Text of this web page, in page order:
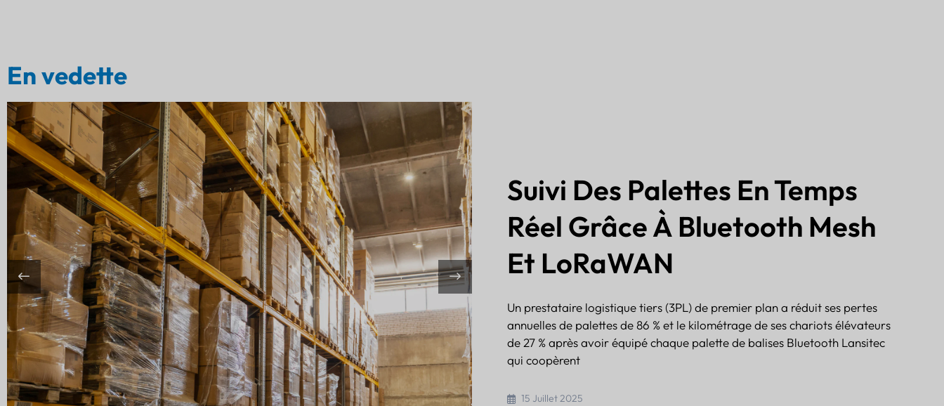
En vedette
Camions En Temps
Des Trackers Cat-1
Bluetooth
entreprise de logistique de taille moyenne exploite une
en zones urbaines et rurales, livrant des marchandises
grand public aux batteries industrielles. L'entreprise
à des défis importants.
Suivi Des Palettes En Temps
Réel Grâce À Bluetooth Mesh
Et LoRaWAN
Un prestataire logistique tiers (3PL) de premier plan a réduit ses pertes
annuelles de palettes de 86 % et le kilométrage de ses chariots élévateurs
de 27 % après avoir équipé chaque palette de balises Bluetooth Lansitec
qui coopèrent
15 Juillet 2025